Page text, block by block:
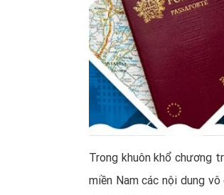
Trong khuôn khổ chương
miền Nam các nội dung